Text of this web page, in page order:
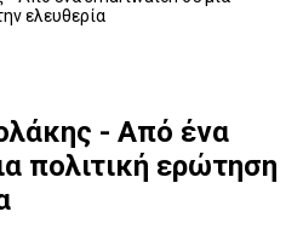
ελευθερία
- Από ένα
πολιτική ερώτηση